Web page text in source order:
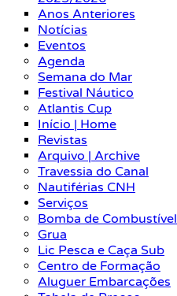
Anos Anteriores
Notícias
Eventos
Agenda
Semana do Mar
Festival Náutico
Atlantis Cup
Início | Home
Revistas
Arquivo | Archive
Travessia do Canal
Nautiférias CNH
Serviços
Bomba de Combustível
Grua
Lic Pesca e Caça Sub
Centro de Formação
Aluguer Embarcações